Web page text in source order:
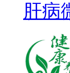
肝病